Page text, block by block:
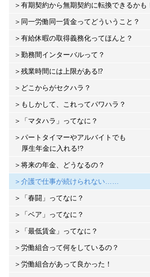
有期契約から無期契約に転換できるかも
同一労働同一賃金ってどういうこと？
有給休暇の取得義務化ってほんと？
勤務間インターバルって？
残業時間には上限がある⁉
どこからがセクハラ？
もしかして、これってパワハラ？
「マタハラ」ってなに？
パートタイマーやアルバイトでも
厚生年金に入れる!?
将来の年金、どうなるの？
介護で仕事が続けられない……
「春闘」ってなに？
「ベア」ってなに？
「最低賃金」ってなに？
労働組合って何をしているの？
労働組合があって良かった！